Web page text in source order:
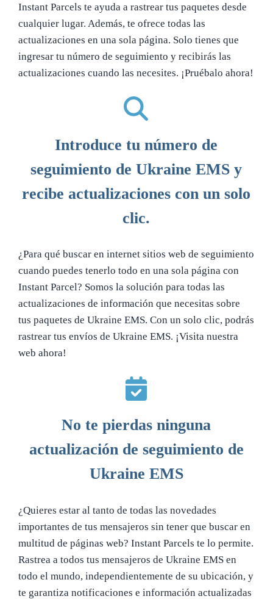
Instant Parcels te ayuda a rastrear tus paquetes desde
cualquier lugar. Además, te ofrece todas las
actualizaciones en una sola página. Solo tienes que
ingresar tu número de seguimiento y recibirás las
actualizaciones cuando las necesites. ¡Pruébalo ahora!
Introduce tu número de
seguimiento de Ukraine EMS y
recibe actualizaciones con un solo
clic.
¿Para qué buscar en internet sitios web de seguimiento
cuando puedes tenerlo todo en una sola página con
Instant Parcel? Somos la solución para todas las
actualizaciones de información que necesitas sobre
tus paquetes de Ukraine EMS. Con un solo clic, podrás
rastrear tus envíos de Ukraine EMS. ¡Visita nuestra
web ahora!
No te pierdas ninguna
actualización de seguimiento de
Ukraine EMS
¿Quieres estar al tanto de todas las novedades
importantes de tus mensajeros sin tener que buscar en
multitud de páginas web? Instant Parcels te lo permite.
Rastrea a todos tus mensajeros de Ukraine EMS en
todo el mundo, independientemente de su ubicación, y
te garantiza notificaciones e información actualizadas